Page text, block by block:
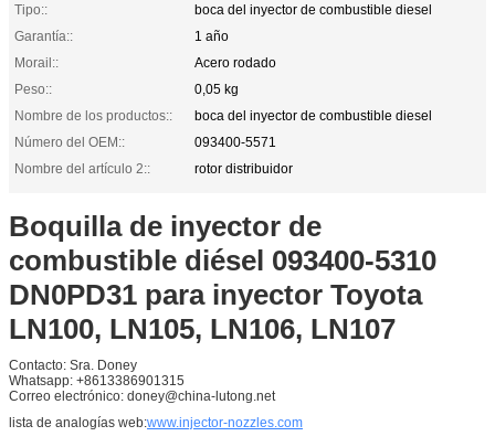
Tipo::
boca del inyector de combustible diesel
Garantía::
1 año
Morail::
Acero rodado
Peso::
0,05 kg
Nombre de los productos::
boca del inyector de combustible diesel
Número del OEM::
093400-5571
Nombre del artículo 2::
rotor distribuidor
Boquilla de inyector de
combustible diésel 093400-5310
DN0PD31 para inyector Toyota
LN100, LN105, LN106, LN107
Contacto: Sra. Doney
Whatsapp: +8613386901315
Correo electrónico: doney@china-lutong.net
lista de analogías web:www.injector-nozzles.com